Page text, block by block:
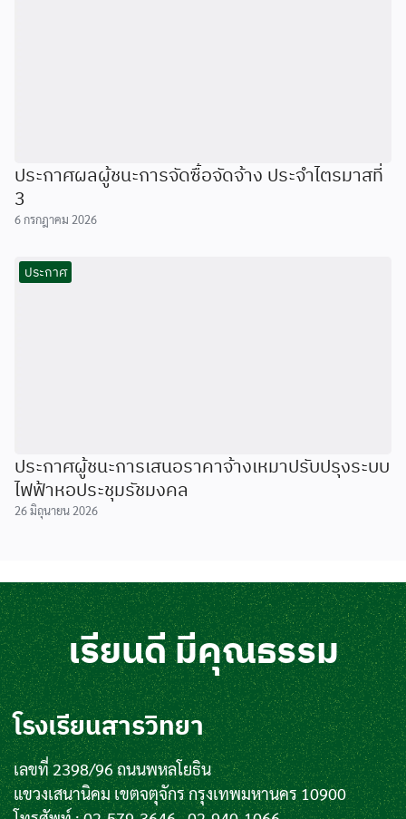
ประกาศผลผู้ชนะการจัดซื้อจัดจ้าง ประจำไตรมาสที่
3
6 กรกฎาคม 2026
ประกาศ
ประกาศผู้ชนะการเสนอราคาจ้างเหมาปรับปรุงระบบ
ไฟฟ้าหอประชุมรัชมงคล
26 มิถุนายน 2026
เรียนดี มีคุณธรรม
โรงเรียนสารวิทยา
เลขที่ 2398/96 ถนนพหลโยธิน
แขวงเสนานิคม เขตจตุจักร กรุงเทพมหานคร 10900